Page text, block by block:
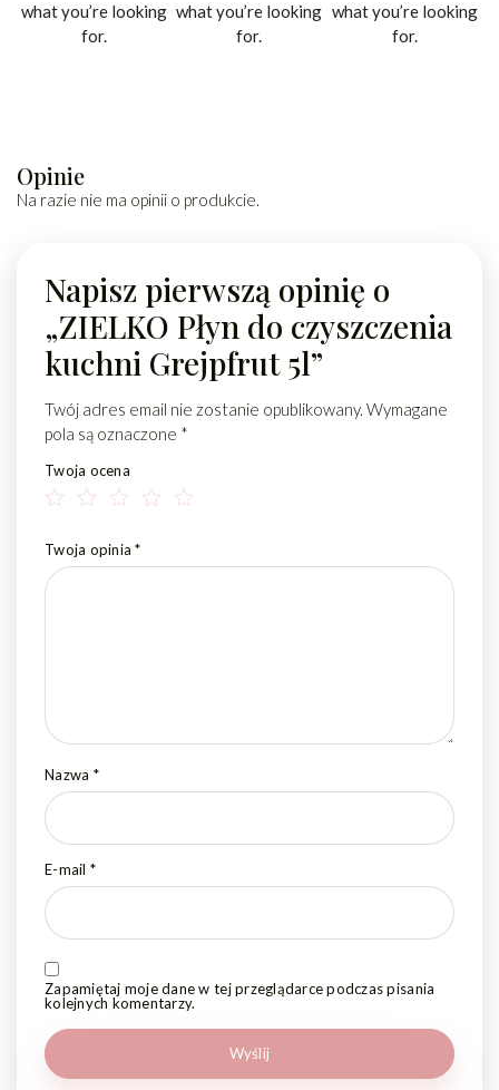
what you’re looking
for.
what you’re looking
for.
what you’re looking
for.
Opinie
Na razie nie ma opinii o produkcie.
Napisz pierwszą opinię o
„ZIELKO Płyn do czyszczenia
kuchni Grejpfrut 5l”
Twój adres email nie zostanie opublikowany. Wymagane
pola są oznaczone *
Twoja ocena
Twoja opinia*
Nazwa *
E-mail *
Zapamiętaj moje dane w tej przeglądarce podczas pisania
kolejnych komentarzy.